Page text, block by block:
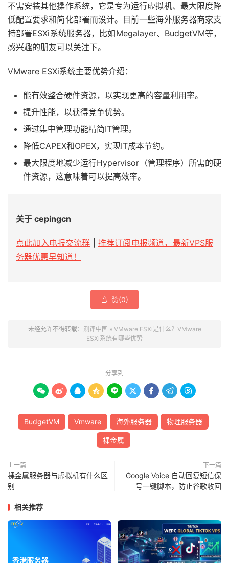
不需安装其他操作系统，它是专为运行虚拟机、最大限度降
低配置要求和简化部署而设计。目前一些海外服务器商家支
持部署ESXi系统服务器，比如Megalayer、BudgetVM等，
感兴趣的朋友可以关注下。
VMware ESXi系统主要优势介绍：
能有效整合硬件资源，以实现更高的容量利用率。
提升性能，以获得竞争优势。
通过集中管理功能精简IT管理。
降低CAPEX和OPEX，实现IT成本节约。
最大限度地减少运行Hypervisor（管理程序）所需的硬
件资源，这意味着可以提高效率。
关于 cepingcn
点此加入电报交流群
推荐订阅电报频道，最新VPS服
务器优惠早知道！
 赞(0)
未经允许不得转载： 测评中国 » VMware ESXi是什么？VMware
ESXi系统有哪些优势
分享到
        
BudgetVM Vmware 海外服务器 物理服务器
裸金属
上一篇
裸金属服务器与虚拟机有什么区
别
下一篇
Google Voice 自动回复短信保
号一键脚本，防止谷歌收回
相关推荐